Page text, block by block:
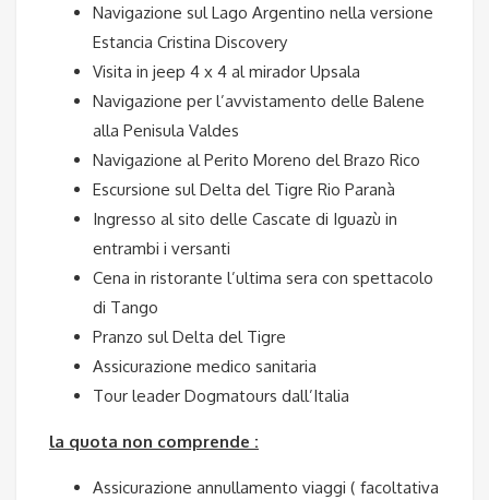
Navigazione sul Lago Argentino nella versione
Estancia Cristina Discovery
Visita in jeep 4 x 4 al mirador Upsala
Navigazione per l’avvistamento delle Balene
alla Penisula Valdes
Navigazione al Perito Moreno del Brazo Rico
Escursione sul Delta del Tigre Rio Paranà
Ingresso al sito delle Cascate di Iguazù in
entrambi i versanti
Cena in ristorante l’ultima sera con spettacolo
di Tango
Pranzo sul Delta del Tigre
Assicurazione medico sanitaria
Tour leader Dogmatours dall’Italia
la quota non comprende :
Assicurazione annullamento viaggi ( facoltativa